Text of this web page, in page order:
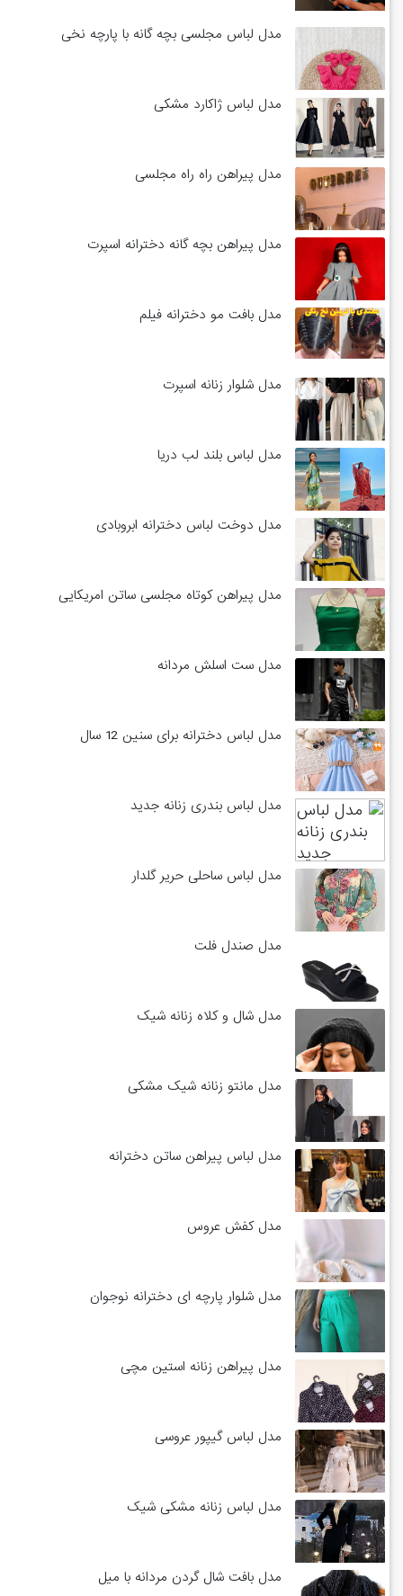
مدل لباس مجلسی بچه گانه با پارچه نخی
مدل لباس ژاکارد مشکی
مدل پیراهن راه راه مجلسی
مدل پیراهن بچه گانه دخترانه اسپرت
مدل بافت مو دخترانه فیلم
مدل شلوار زنانه اسپرت
مدل لباس بلند لب دریا
مدل دوخت لباس دخترانه ابروبادی
مدل پیراهن کوتاه مجلسی ساتن امریکایی
مدل ست اسلش مردانه
مدل لباس دخترانه برای سنین 12 سال
مدل لباس بندری زنانه جدید
مدل لباس ساحلی حریر گلدار
مدل صندل فلت
مدل شال و کلاه زنانه شیک
مدل مانتو زنانه شیک مشکی
مدل لباس پیراهن ساتن دخترانه
مدل کفش عروس
مدل شلوار پارچه ای دخترانه نوجوان
مدل پیراهن زنانه استین مچی
مدل لباس گیپور عروسی
مدل لباس زنانه مشکی شیک
مدل بافت شال گردن مردانه با میل